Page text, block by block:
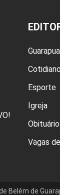
Cotidiano
Esporte
Igreja
Obituário
Vagas
Belém de